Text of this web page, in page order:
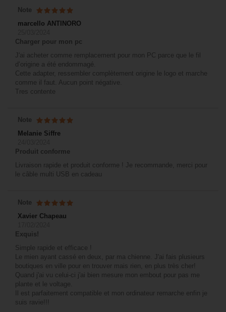
Note
marcello ANTINORO
Charger pour mon pc
J'ai acheter comme remplacement pour mon PC parce que le fil
d’origine a été endommagé.
Cette adapter, ressembler complètement origine le logo et marche
comme il faut. Aucun point négative.
Tres contente
Note
Melanie Siffre
Produit conforme
Livraison rapide et produit conforme ! Je recommande, merci pour
le câble multi USB en cadeau
Note
Xavier Chapeau
Exquis!
Simple rapide et efficace !
Le mien ayant cassé en deux, par ma chienne. J'ai fais plusieurs
boutiques en ville pour en trouver mais rien, en plus très cher!
Quand j'ai vu celui-ci j'ai bien mesure mon embout pour pas me
plante et le voltage.
Il est parfaitement compatible et mon ordinateur remarche enfin je
suis ravie!!!